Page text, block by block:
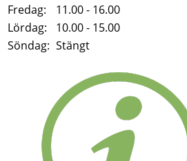
Fredag:
11.00 - 16.00
Lördag:
10.00 - 15.00
Söndag: Stängt